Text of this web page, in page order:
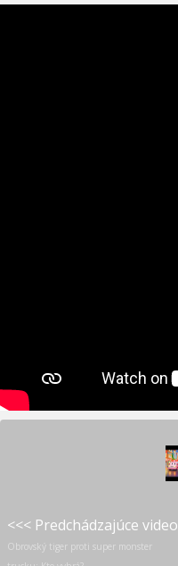
<<< Predchádzajúce video
Obrovský tiger proti super monster